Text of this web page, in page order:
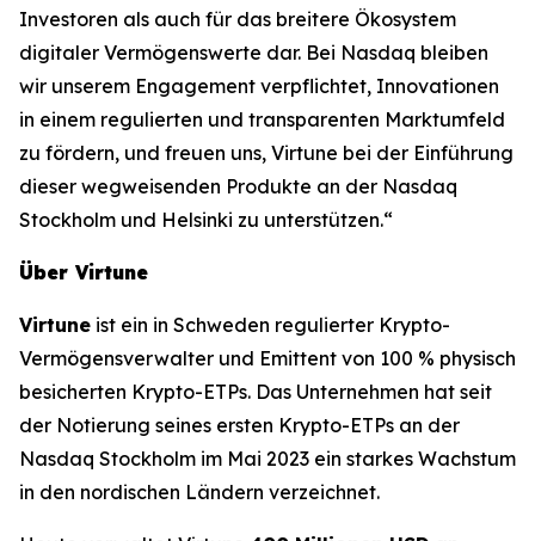
Investoren als auch für das breitere Ökosystem
digitaler Vermögenswerte dar. Bei Nasdaq bleiben
wir unserem Engagement verpflichtet, Innovationen
in einem regulierten und transparenten Marktumfeld
zu fördern, und freuen uns, Virtune bei der Einführung
dieser wegweisenden Produkte an der Nasdaq
Stockholm und Helsinki zu unterstützen.“
Über Virtune
Virtune ist ein in Schweden regulierter Krypto-
Vermögensverwalter und Emittent von 100 % physisch
besicherten Krypto-ETPs. Das Unternehmen hat seit
der Notierung seines ersten Krypto-ETPs an der
Nasdaq Stockholm im Mai 2023 ein starkes Wachstum
in den nordischen Ländern verzeichnet.